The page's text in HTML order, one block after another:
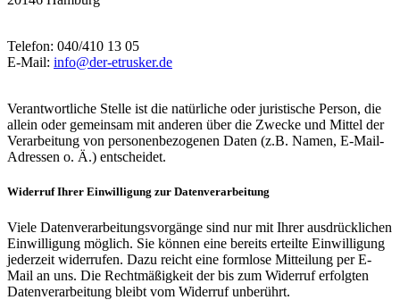
Telefon: 040/410 13 05
E-Mail: info@der-etrusker.de
Verantwortliche Stelle ist die natürliche oder juristische Person, die
allein oder gemeinsam mit anderen über die Zwecke und Mittel der
Verarbeitung von personenbezogenen Daten (z.B. Namen, E-Mail-
Adressen o. Ä.) entscheidet.
Widerruf Ihrer Einwilligung zur Datenverarbeitung
Viele Datenverarbeitungsvorgänge sind nur mit Ihrer ausdrücklichen
Einwilligung möglich. Sie können eine bereits erteilte Einwilligung
jederzeit widerrufen. Dazu reicht eine formlose Mitteilung per E-
Mail an uns. Die Rechtmäßigkeit der bis zum Widerruf erfolgten
Datenverarbeitung bleibt vom Widerruf unberührt.